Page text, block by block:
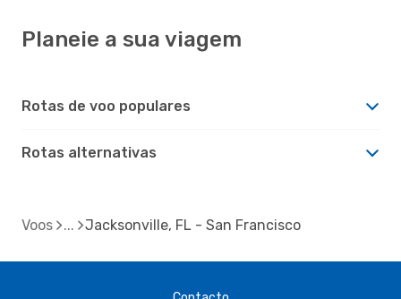
Planeie a sua viagem
Rotas de voo populares
Rotas alternativas
Voos Jacksonville, FL - San Francisco